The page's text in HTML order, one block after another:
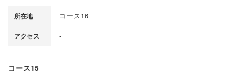
所在地 コース16
アクセス -
コース15